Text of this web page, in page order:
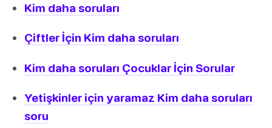
Kim daha soruları
Çiftler İçin Kim daha soruları
Kim daha soruları Çocuklar İçin Sorular
Yetişkinler için yaramaz Kim daha soruları
soru